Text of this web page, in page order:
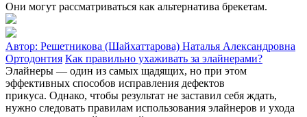
Они могут рассматриваться как альтернатива брекетам.
Автор: Решетникова (Шайхаттарова) Наталья Александровна
Ортодонтия Как правильно ухаживать за элайнерами?
Элайнеры — один из самых щадящих, но при этом
эффективных способов исправления дефектов
прикуса. Однако, чтобы результат не заставил себя ждать,
нужно следовать правилам использования элайнеров и ухода